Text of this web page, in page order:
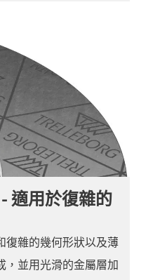
用於復雜的
復雜的幾何形狀以及薄
，並用光滑的金屬層加